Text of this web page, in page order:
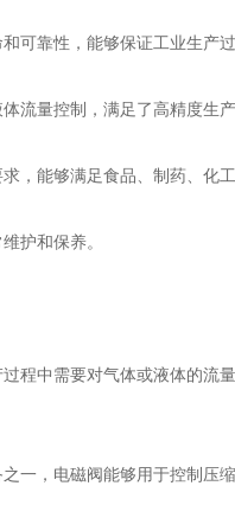
靠性，能够保证工业生产过
量控制，满足了高精度生产
能够满足食品、制药、化工
护和保养。
中需要对气体或液体的流
，电磁阀能够用于控制压